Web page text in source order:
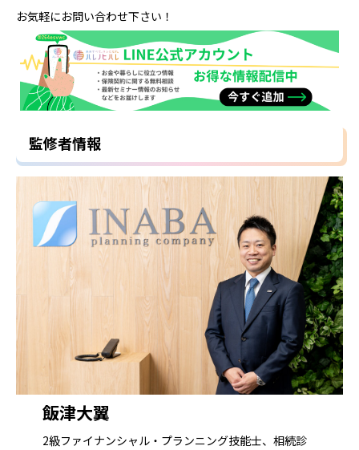
お気軽にお問い合わせ下さい！
監修者情報
飯津大翼
2級ファイナンシャル・プランニング技能士、相続診